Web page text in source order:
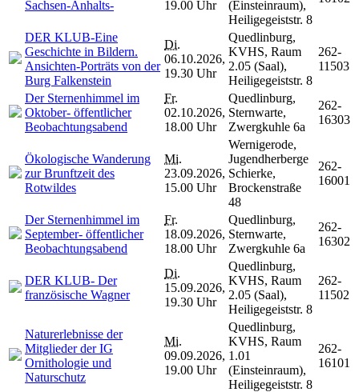
Sachsen-Anhalts- 19.00 Uhr
(Einsteinraum),
Heiligegeiststr. 8
DER KLUB-Eine
Geschichte in Bildern.
Ansichten-Porträts von der
Burg Falkenstein
Di.
06.10.2026,
19.30 Uhr
Quedlinburg,
KVHS, Raum
2.05 (Saal),
Heiligegeiststr. 8
262-
11503
Der Sternenhimmel im
Oktober- öffentlicher
Beobachtungsabend
Fr.
02.10.2026,
18.00 Uhr
Quedlinburg,
Sternwarte,
Zwergkuhle 6a
262-
16303
Ökologische Wanderung
zur Brunftzeit des
Rotwildes
Mi.
23.09.2026,
15.00 Uhr
Wernigerode,
Jugendherberge
Schierke,
Brockenstraße
48
262-
16001
Der Sternenhimmel im
September- öffentlicher
Beobachtungsabend
Fr.
18.09.2026,
18.00 Uhr
Quedlinburg,
Sternwarte,
Zwergkuhle 6a
262-
16302
DER KLUB- Der
französische Wagner
Di.
15.09.2026,
19.30 Uhr
Quedlinburg,
KVHS, Raum
2.05 (Saal),
Heiligegeiststr. 8
262-
11502
Naturerlebnisse der
Mitglieder der IG
Ornithologie und
Naturschutz
Mi.
09.09.2026,
19.00 Uhr
Quedlinburg,
KVHS, Raum
1.01
(Einsteinraum),
Heiligegeiststr. 8
262-
16101